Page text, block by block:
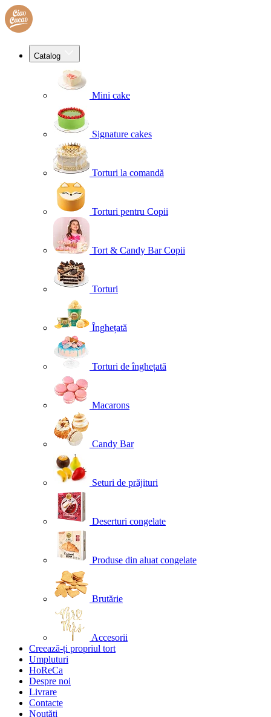
Catalog
Mini cake
Signature cakes
Torturi la comandă
Torturi pentru Copii
Tort & Candy Bar Copii
Torturi
Înghețată
Torturi de înghețată
Macarons
Candy Bar
Seturi de prăjituri
Deserturi congelate
Produse din aluat congelate
Brutărie
Accesorii
Creează-ți propriul tort
Umpluturi
HoReCa
Despre noi
Livrare
Contacte
Noutăți